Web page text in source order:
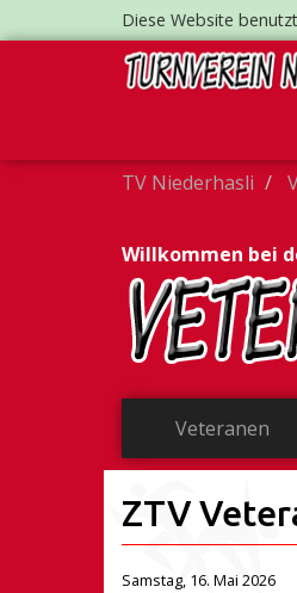
Diese Website
TV Niederhasli
Willkommen bei
Veteranen
ZTV
Samstag, 16. Mai 2026